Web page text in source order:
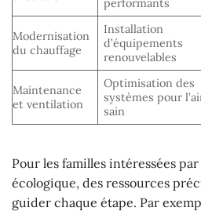
performants
Modernisation
du chauffage
Installation
d’équipements
renouvelables
Maintenance
et ventilation
Optimisation des
systèmes pour
sain
Pour les familles intéressées
écologique, des ressources
guider chaque étape. Par